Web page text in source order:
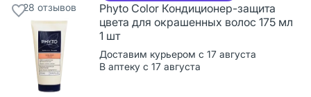
28 отзывов
Phyto Color Кондиционер-защита
цвета для окрашенных волос 175 мл
1 шт
Доставим курьером с 17 августа
В аптеку с 17 августа